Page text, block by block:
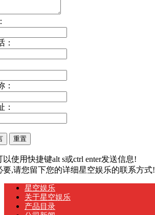
：
：
：
以使用快捷键alt s或ctrl enter发送信息!
要,请您留下您的详细星空娱乐的联系方式!
星空娱乐
关于星空娱乐
产品目录